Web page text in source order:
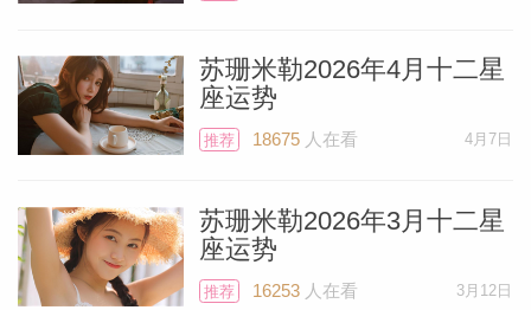
个人资
略低一周，还会有新月的到来，它发生在白
羊座的好朋友双子座中，风象星座和火象星
座总是好搭档。此次的新月会点亮白羊座，
宫。这次的新月可谓是充满了阳光，因为会
有五颗重磅的行星全部聚集在这个代表了好
奇心、探索欲、精神先锋的双子座。所以有
苏珊米勒2026年4月十二星
座运势
推荐 18675人在看 4月7日
苏珊米勒2026年3月十二星
座运势
推荐 16253人在看 3月12日